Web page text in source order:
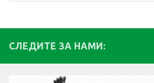
СЛЕДИТЕ ЗА НАМИ: